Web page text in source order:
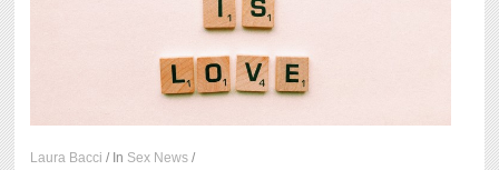
Laura Bacci / In Sex News /